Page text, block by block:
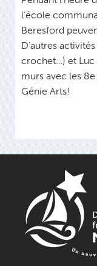
l’école
Beresford
D’autres
crochet…) et Luc
murs avec les
Génie Arts!